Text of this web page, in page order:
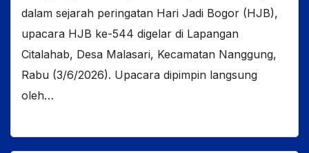
dalam sejarah peringatan Hari Jadi Bogor (HJB),
upacara HJB ke-544 digelar di Lapangan
Citalahab, Desa Malasari, Kecamatan Nanggung,
Rabu (3/6/2026). Upacara dipimpin langsung
oleh…